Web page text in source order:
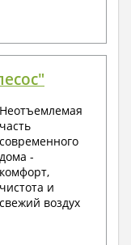
Неотъемлемая
часть
современного
дома -
комфорт,
чистота и
свежий воздух